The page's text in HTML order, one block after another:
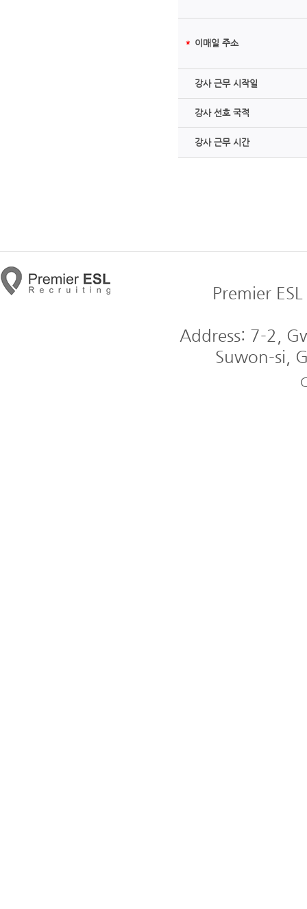
＊ 이매일 주소
강사 근무 시작일
강사 선호 국적
강사 근무 시간
Premier
Address: 7-2,
Suwon-si,